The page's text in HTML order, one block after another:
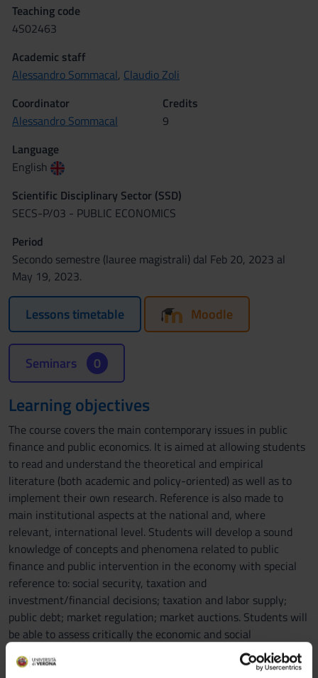
Teaching code
4S02463
Academic staff
Alessandro Sommacal, Claudio Zoli
Coordinator
Alessandro Sommacal
Credits
9
Language
English
Scientific Disciplinary Sector (SSD)
SECS-P/03 - PUBLIC ECONOMICS
Period
Secondo semestre (lauree magistrali) dal Feb 20, 2023 al
May 19, 2023.
Lessons timetable Moodle
Seminars 0
Learning objectives
The course covers the main contemporary issues in public
finance and public economics. It is aimed at allowing students
to read and understand the theoretical and empirical
literature (both academic and policy-oriented) as well as to
implement their own research. Reference is also made to
main institutional aspects at the national and, where
relevant, international level. Students will develop a sound
knowledge of concepts and phenomena related to public
finance and public intervention in the economy with special
reference to: social security, taxation and
investment/financial decisions; taxation and labor supply;
public debt; market regulation; market auctions. Students will
be able to assess critically the economic and social
implications of the main public intervention schemes.
Students will be also introduced to the use of scientific